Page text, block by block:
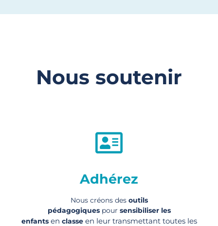
Nous soutenir
Adhérez
Nous créons des outils
pédagogiquespour sensibiliser les
enfantsen classeen leur transmettant toutes les